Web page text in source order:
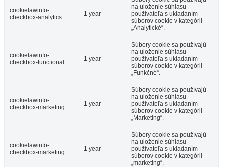
cookielawinfo-
checkbox-analytics
1 year
na uloženie súhlasu
používateľa s ukladaním
súborov cookie v kategórii
„Analytické“.
cookielawinfo-
checkbox-functional
1 year
Súbory cookie sa používajú
na uloženie súhlasu
používateľa s ukladaním
súborov cookie v kategórii
„Funkčné“.
cookielawinfo-
checkbox-marketing
1 year
Súbory cookie sa používajú
na uloženie súhlasu
používateľa s ukladaním
súborov cookie v kategórii
„Marketing“.
cookielawinfo-
checkbox-marketing
1 year
Súbory cookie sa používajú
na uloženie súhlasu
používateľa s ukladaním
súborov cookie v kategórii
„marketing“.